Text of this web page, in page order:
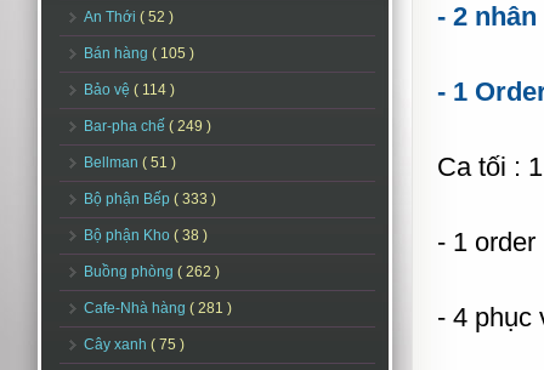
An Thới ( 52 )
Bán hàng ( 105 )
Bảo vệ ( 114 )
Bar-pha chế ( 249 )
Bellman ( 51 )
Bộ phận Bếp ( 333 )
Bộ phận Kho ( 38 )
Buồng phòng ( 262 )
Cafe-Nhà hàng ( 281 )
Cây xanh ( 75 )
- 2
- 1
Ca tối :
- 1 order
- 4 phục